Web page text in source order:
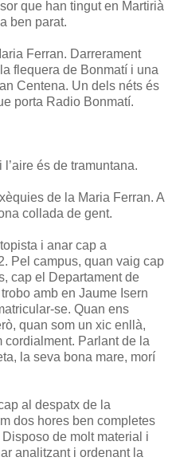
que han tingut en Martirià
ben parat.
Ferran. Darrerament
flequera de Bonmatí i una
Centena. Un dels néts és
porta Radio Bonmatí.
és de tramuntana.
de la Maria Ferran. A
collada de gent.
i anar cap a
Pel campus, quan vaig cap
cap el Departament de
amb en Jaume Isern
se. Quan ens
quan som un xic enllà,
Parlant de la
la seva bona mare, morí
al despatx de la
dos hores ben completes
de molt material i
analitzant i ordenant la